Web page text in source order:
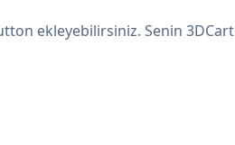
ekleyebilirsiniz. Senin 3DCart